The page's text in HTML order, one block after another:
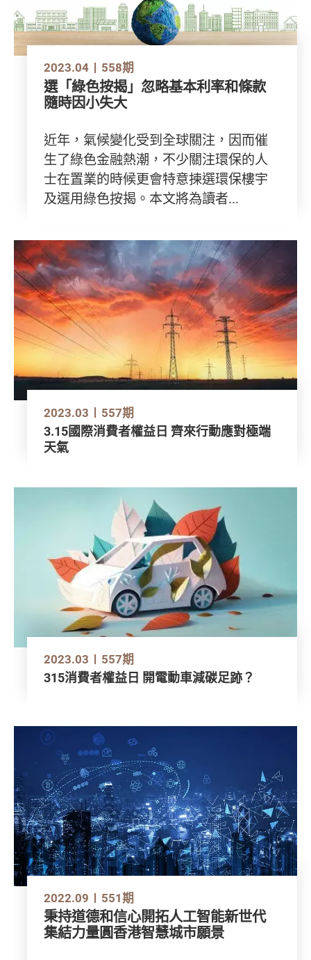
2023.04 558期
選「綠色按揭」忽略基本利率和條款
隨時因小失大
近年，氣候變化受到全球關注，因而催
生了綠色金融熱潮，不少關注環保的人
士在置業的時候更會特意揀選環保樓宇
及選用綠色按揭。本文將為讀者...
2023.03 557期
3.15國際消費者權益日 齊來行動應對極端
天氣
2023.03 557期
315消費者權益日 開電動車減碳足跡？
2022.09 551期
秉持道德和信心開拓人工智能新世代
集結力量圓香港智慧城市願景